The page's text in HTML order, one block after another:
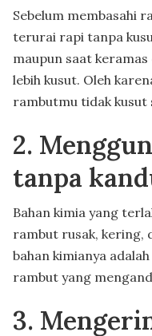
Sebelum membasahi
terurai rapi tanpa
maupun saat
lebih kusut. Oleh
rambutmu tidak kusut
2.
tanpa
Bahan kimia yang
rambut rusak, kering,
bahan kimianya
rambut yang
3.